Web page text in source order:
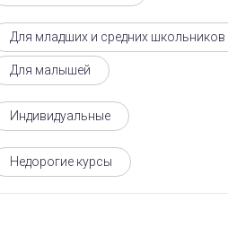
Для младших и средних школьников
Для малышей
Индивидуальные
Недорогие курсы